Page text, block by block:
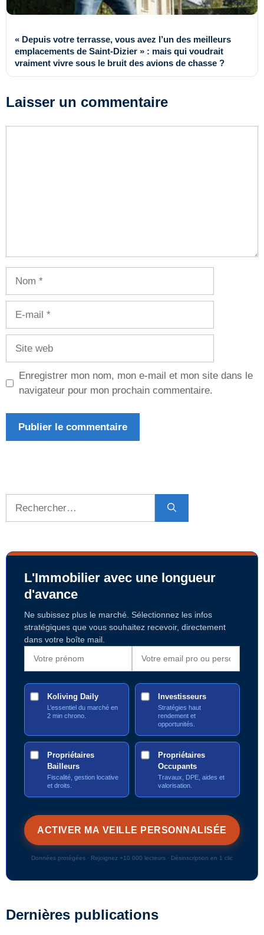
« Depuis votre terrasse, vous avez l’un des meilleurs
emplacements de Saint-Dizier » : mais qui voudrait
vraiment vivre sous le bruit des avions de chasse ?
Laisser un commentaire
Enregistrer mon nom, mon e-mail et mon site dans le
navigateur pour mon prochain commentaire.
L'Immobilier avec une longueur
d'avance
Ne subissez plus le marché. Sélectionnez les infos
stratégiques que vous souhaitez recevoir, directement
dans votre boîte mail.
Koliving Daily
L’essentiel du marché en
2 min chrono.
Investisseurs
Stratégies haut
rendement et
opportunités.
Propriétaires
Bailleurs
Fiscalité, gestion locative
et droits.
Propriétaires
Occupants
Travaux, DPE, aides et
valorisation.
Données protégées · Rejoignez +10 000 lecteurs · Désinscription en 1 clic
Dernières publications